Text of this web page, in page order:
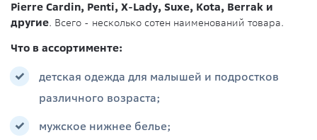
Pierre Cardin, Penti, X-Lady, Suxe, Kotа, Berrak и
другие. Всего - несколько сотен наименований товара.
Что в ассортименте:
детская одежда для малышей и подростков
различного возраста;
мужское нижнее белье;